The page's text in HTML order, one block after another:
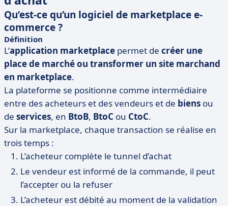
Qu’est-ce qu’un logiciel de marketplace e-
commerce ?
Définition
L’application marketplace permet de créer une
place de marché ou transformer un site marchand
en marketplace.
La plateforme se positionne comme intermédiaire
entre des acheteurs et des vendeurs et de biens ou
de services, en BtoB, BtoC ou CtoC.
Sur la marketplace, chaque transaction se réalise en
trois temps :
L’acheteur complète le tunnel d’achat
Le vendeur est informé de la commande, il peut
l’accepter ou la refuser
L’acheteur est débité au moment de la validation